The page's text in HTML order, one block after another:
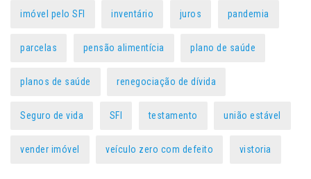
imóvel pelo SFI inventário juros pandemia
parcelas pensão alimentícia plano de saúde
planos de saúde renegociação de dívida
Seguro de vida SFI testamento união estável
vender imóvel veículo zero com defeito vistoria